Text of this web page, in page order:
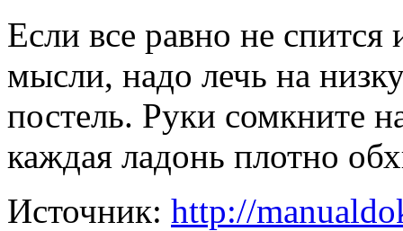
Если все равно не
мысли, надо лечь на
постель. Руки сомкните
каждая ладонь плотно
Источник: http://